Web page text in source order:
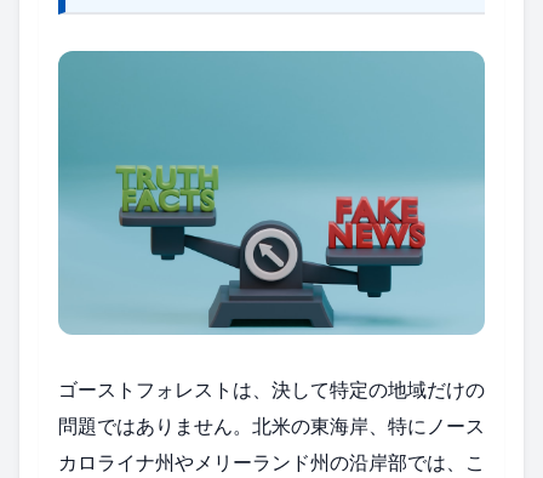
ゴーストフォレストは、決して特定の地域だけの
問題ではありません。北米の東海岸、特にノース
カロライナ州やメリーランド州の沿岸部では、こ